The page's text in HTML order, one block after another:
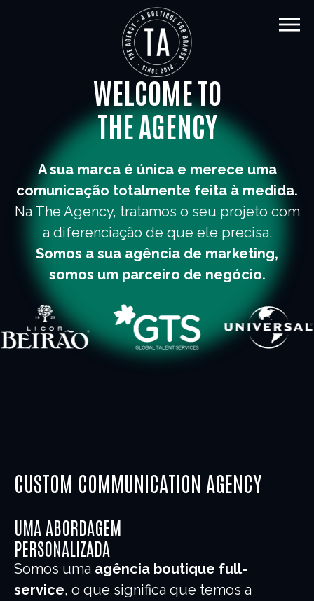
WELCOME TO
THE AGENCY
A sua marca é única e merece uma
comunicação totalmente feita à medida.
Na The Agency, tratamos o seu projeto com
a diferenciação de que ele precisa.
Somos a sua agência de marketing,
somos um parceiro de negócio.
CUSTOM COMMUNICATION AGENCY
UMA ABORDAGEM
PERSONALIZADA
Somos uma agência boutique full-
service, o que significa que temos a